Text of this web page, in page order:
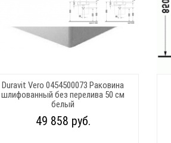
Duravit Vero 0454500073 Раковина
шлифованный без перелива 50 см
белый
49 858 руб.